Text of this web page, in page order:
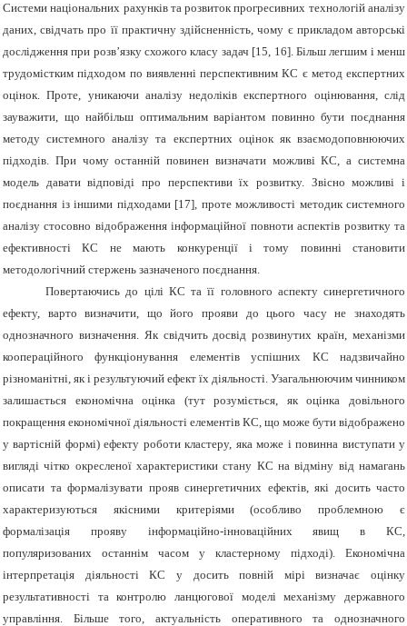
Системи національних рахунків та розвиток прогресивних технологій аналізу
даних, свідчать про її практичну здійсненність, чому є прикладом авторські
дослідження при розв’язку схожого класу задач [15, 16]. Більш легшим і менш
трудомістким підходом по виявленні перспективним КС є метод експертних
оцінок. Проте, уникаючи аналізу недоліків експертного оцінювання, слід
зауважити, що найбільш оптимальним варіантом повинно бути поєднання
методу системного аналізу та експертних оцінок як взаємодоповнюючих
підходів. При чому останній повинен визначати можливі КС, а системна
модель давати відповіді про перспективи їх розвитку. Звісно можливі і
поєднання із іншими підходами [17], проте можливості методик системного
аналізу стосовно відображення інформаційної повноти аспектів розвитку та
ефективності КС не мають конкуренції і тому повинні становити
методологічний стержень зазначеного поєднання.
Повертаючись до цілі КС та її головного аспекту синергетичного
ефекту, варто визначити, що його прояви до цього часу не знаходять
однозначного визначення. Як свідчить досвід розвинутих країн, механізми
коопераційного функціонування елементів успішних КС надзвичайно
різноманітні, як і результуючий ефект їх діяльності. Узагальнюючим чинником
залишається економічна оцінка (тут розуміється, як оцінка довільного
покращення економічної діяльності елементів КС, що може бути відображено
у вартісній формі) ефекту роботи кластеру, яка може і повинна виступати у
вигляді чітко окресленої характеристики стану КС на відміну від намагань
описати та формалізувати прояв синергетичних ефектів, які досить часто
характеризуються якісними критеріями (особливо проблемною є
формалізація прояву інформаційно-інноваційних явищ в КС,
популяризованих останнім часом у кластерному підході). Економічна
інтерпретація діяльності КС у досить повній мірі визначає оцінку
результативності та контролю ланцюгової моделі механізму державного
управління. Більше того, актуальність оперативного та однозначного